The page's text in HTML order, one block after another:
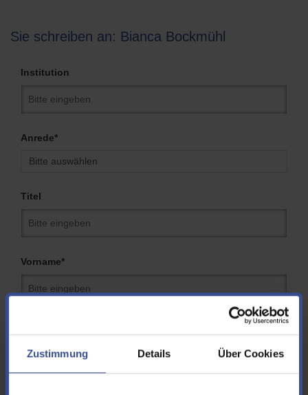
Zustimmung Details Über Cookies
Sie schreiben an: Bianca Bockmühl
Institution
Anrede*
Titel
Vorname*